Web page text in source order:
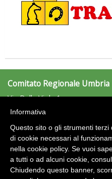
Comitato Regionale Umbria
Via Della Viola 1
06122 Perugia (PG)
e-mail:umbria@uisp.it
Area Riservata 2.0
Informativa
Questo sito o gli strumenti
di cookie necessari al
nella cookie policy. Se vuoi
a tutti o ad alcuni cookie,
Chiudendo questo banner,